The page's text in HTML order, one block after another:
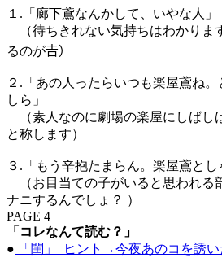
１.「廊下鳶なんかして、いやな人」
（待ちきれない気持ちはわかりま
るのが𠮷）
２.「あの人ったらいつも楽屋鳶ね
しら」
（素人なのに劇場の楽屋にしばし
と称します）
３.「もう辛抱たまらん。楽屋鳶とし
（お目当ての子がいると思われ
ナニするんでしょ？ ）
PAGE 4
「コレなんて読む？」
● 「閨」 ヒント→今夜あのコを誘い